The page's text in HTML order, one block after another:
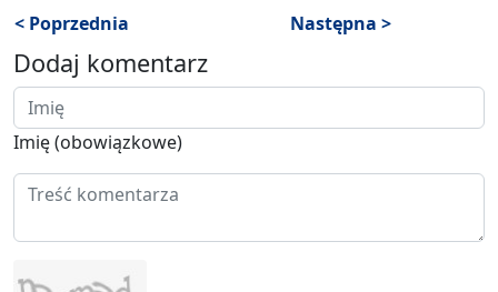
< Poprzednia
Następna >
Dodaj komentarz
Imię (obowiązkowe)